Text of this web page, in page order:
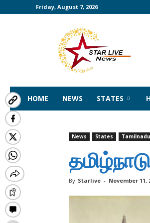
Friday, August 7, 2026
Starlivenews
Interesting
Tamilnadu
States
HOME NEWS STATES
News States Tamilnadu
By Starlive - November 11,